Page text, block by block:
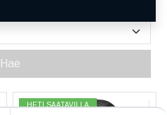
Hae
HETI SAATAVILLA